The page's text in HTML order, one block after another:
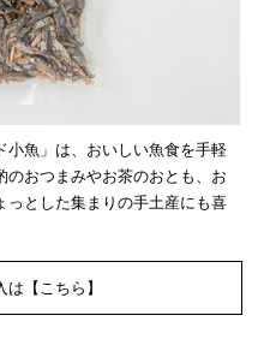
魚」は、おいしい魚食を手軽
のおつまみやお茶のおとも、お
っとした集まりの手土産にも喜
【こちら】